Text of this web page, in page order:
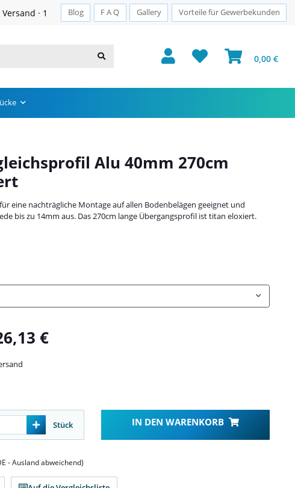
Blog F A Q Gallery Vorteile für Gewerbekunden
Sichere Zahlung · PayPal · Klarna
0,00 €
Alu 40mm 270cm
eine nachträgliche Montage auf allen Bodenbelägen geeignet und
bis zu 14mm aus. Das 270cm lange Übergangsprofil ist titan eloxiert.
€
Stück IN DEN WARENKORB
- Ausland abweichend)